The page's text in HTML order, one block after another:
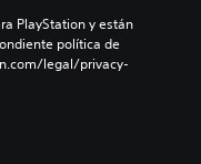
PlayStation y están
política de
legal/privacy-